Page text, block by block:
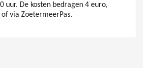
uur. De kosten bedragen 4 euro,
via ZoetermeerPas.